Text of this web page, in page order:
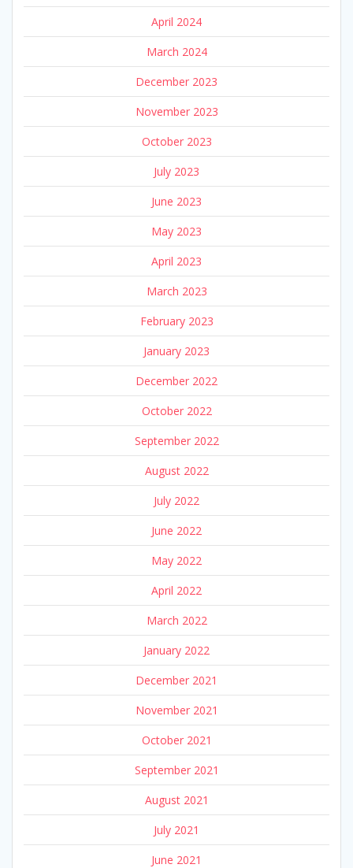
April 2024
March 2024
December 2023
November 2023
October 2023
July 2023
June 2023
May 2023
April 2023
March 2023
February 2023
January 2023
December 2022
October 2022
September 2022
August 2022
July 2022
June 2022
May 2022
April 2022
March 2022
January 2022
December 2021
November 2021
October 2021
September 2021
August 2021
July 2021
June 2021